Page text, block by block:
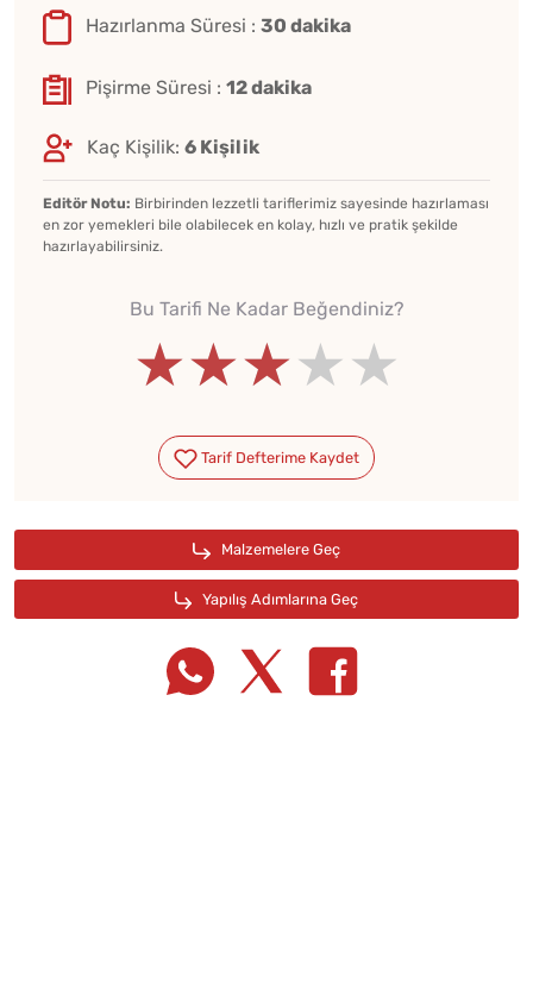
Hazırlanma Süresi : 30 dakika
Pişirme Süresi : 12 dakika
Kaç Kişilik: 6 Kişilik
Editör Notu: Birbirinden lezzetli tariflerimiz sayesinde hazırlaması
en zor yemekleri bile olabilecek en kolay, hızlı ve pratik şekilde
hazırlayabilirsiniz.
Bu Tarifi Ne Kadar Beğendiniz?
★★★★★
★★★★★
★★★★★